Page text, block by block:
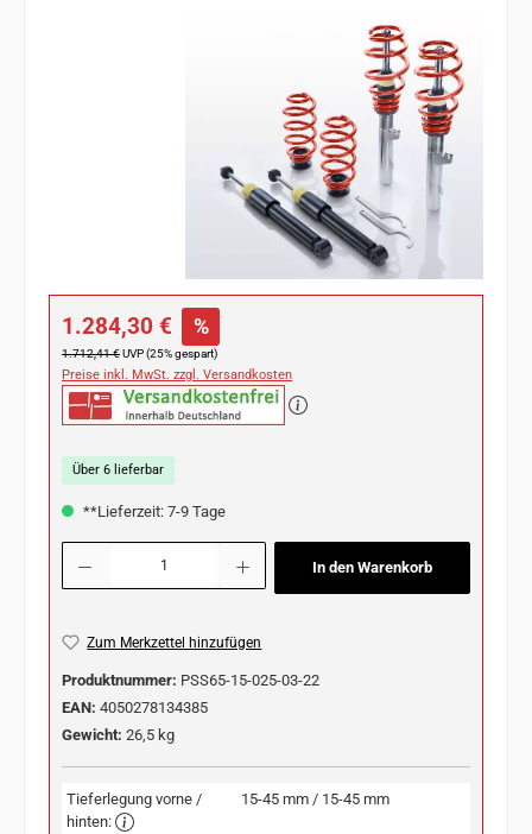
Verkaufspreis:
1.284,30 € %
Regulärer Preis:
1.712,41 €UVP (25% gespart)
Preise inkl. MwSt. zzgl. Versandkosten
Über 6 lieferbar
**Lieferzeit: 7-9 Tage
Produkt Anzahl: Gib den gewünschten Wert ein oder benutze die Schaltflächen
In den Warenkorb
Zum Merkzettel hinzufügen
Produktnummer: PSS65-15-025-03-22
EAN: 4050278134385
Gewicht: 26,5 kg
Tieferlegung vorne /
hinten:
15-45 mm / 15-45 mm